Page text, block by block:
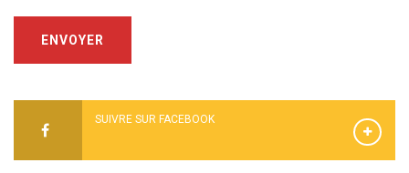
ENVOYER
SUIVRE SUR FACEBOOK